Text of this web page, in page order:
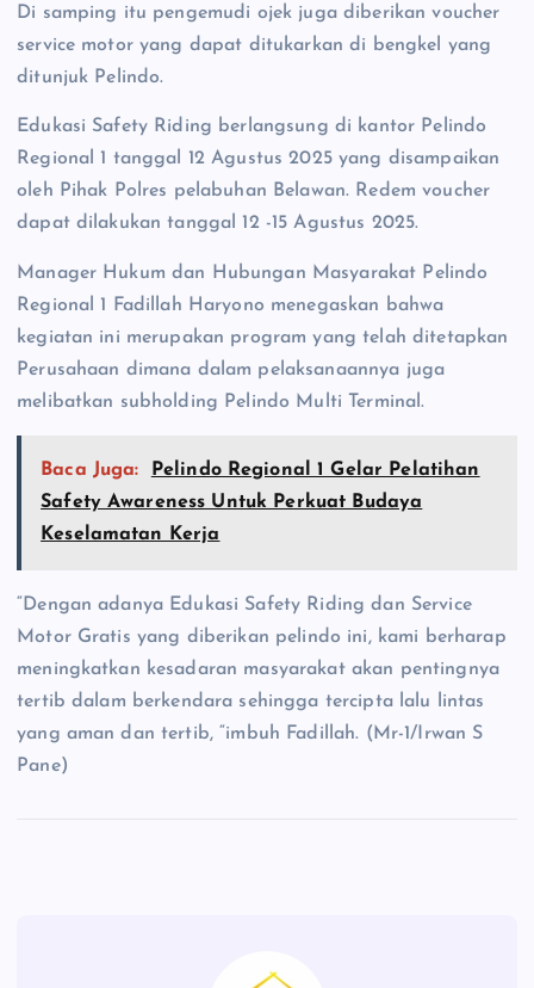
Di samping itu pengemudi ojek juga diberikan voucher
service motor yang dapat ditukarkan di bengkel yang
ditunjuk Pelindo.
Edukasi Safety Riding berlangsung di kantor Pelindo
Regional 1 tanggal 12 Agustus 2025 yang disampaikan
oleh Pihak Polres pelabuhan Belawan. Redem voucher
dapat dilakukan tanggal 12 -15 Agustus 2025.
Manager Hukum dan Hubungan Masyarakat Pelindo
Regional 1 Fadillah Haryono menegaskan bahwa
kegiatan ini merupakan program yang telah ditetapkan
Perusahaan dimana dalam pelaksanaannya juga
melibatkan subholding Pelindo Multi Terminal.
Baca Juga:
Pelindo Regional 1 Gelar Pelatihan
Safety Awareness Untuk Perkuat Budaya
Keselamatan Kerja
“Dengan adanya Edukasi Safety Riding dan Service
Motor Gratis yang diberikan pelindo ini, kami berharap
meningkatkan kesadaran masyarakat akan pentingnya
tertib dalam berkendara sehingga tercipta lalu lintas
yang aman dan tertib, “imbuh Fadillah. (Mr-1/Irwan S
Pane)